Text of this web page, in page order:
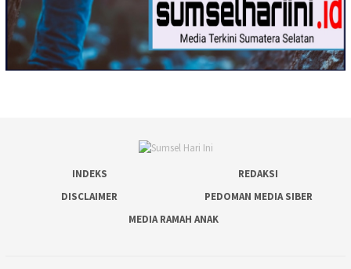
INDEKS
REDAKSI
DISCLAIMER
PEDOMAN MEDIA SIBER
MEDIA RAMAH ANAK